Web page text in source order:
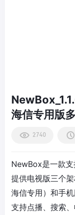
海信专用版
2740
NewBox是一款支
提供电视版三个
海信专用）和手
支持点播、搜索